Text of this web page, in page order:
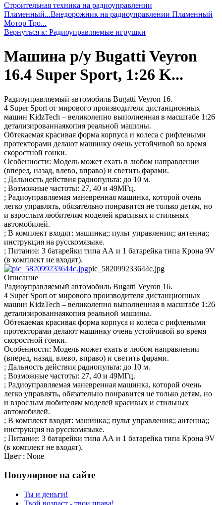
Строительная техника на радиоуправлении
Пламенный...Внедорожник на радиоуправлении Пламенный
Мотор Тро...
Вернуться к: Радиоуправляемые игрушки
Машина р/у Bugatti Veyron
16.4 Super Sport, 1:26 K...
Радиоуправляемый автомобиль Bugatti Veyron 16.
4 Super Sport от мирового производителя дистанционных
машин KidzTech – великолепно выполненная в масштабе 1:26
детализированнаякопия реальной машины.
Обтекаемая красивая форма корпуса и колеса с рифлеными
протекторами делают машинку очень устойчивой во время
скоростной гонки.
Особенности: Модель может ехать в любом направлении
(вперед, назад, влево, вправо) и светить фарами.
; Дальность действия радиопульта: до 10 м.
; Возможные частоты: 27, 40 и 49МГц.
; Радиоуправляемая маневренная машинка, которой очень
легко управлять, обязательно понравится не только детям, но
и взрослым любителям моделей красивых и стильных
автомобилей.
; В комплект входят: машинка;; пульт управления;; антенна;;
инструкция на русскомязыке.
; Питание: 3 батарейки типа АА и 1 батарейка типа Крона 9V
(в комплект не входят).
pic_582099233644c.jpg
Описание
Радиоуправляемый автомобиль Bugatti Veyron 16.
4 Super Sport от мирового производителя дистанционных
машин KidzTech – великолепно выполненная в масштабе 1:26
детализированнаякопия реальной машины.
Обтекаемая красивая форма корпуса и колеса с рифлеными
протекторами делают машинку очень устойчивой во время
скоростной гонки.
Особенности: Модель может ехать в любом направлении
(вперед, назад, влево, вправо) и светить фарами.
; Дальность действия радиопульта: до 10 м.
; Возможные частоты: 27, 40 и 49МГц.
; Радиоуправляемая маневренная машинка, которой очень
легко управлять, обязательно понравится не только детям, но
и взрослым любителям моделей красивых и стильных
автомобилей.
; В комплект входят: машинка;; пульт управления;; антенна;;
инструкция на русскомязыке.
; Питание: 3 батарейки типа АА и 1 батарейка типа Крона 9V
(в комплект не входят).
Цвет : None
Популярное на сайте
Ты и деньги!